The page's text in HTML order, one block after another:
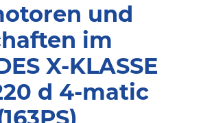
und
im
X-KLASSE
d 4-matic